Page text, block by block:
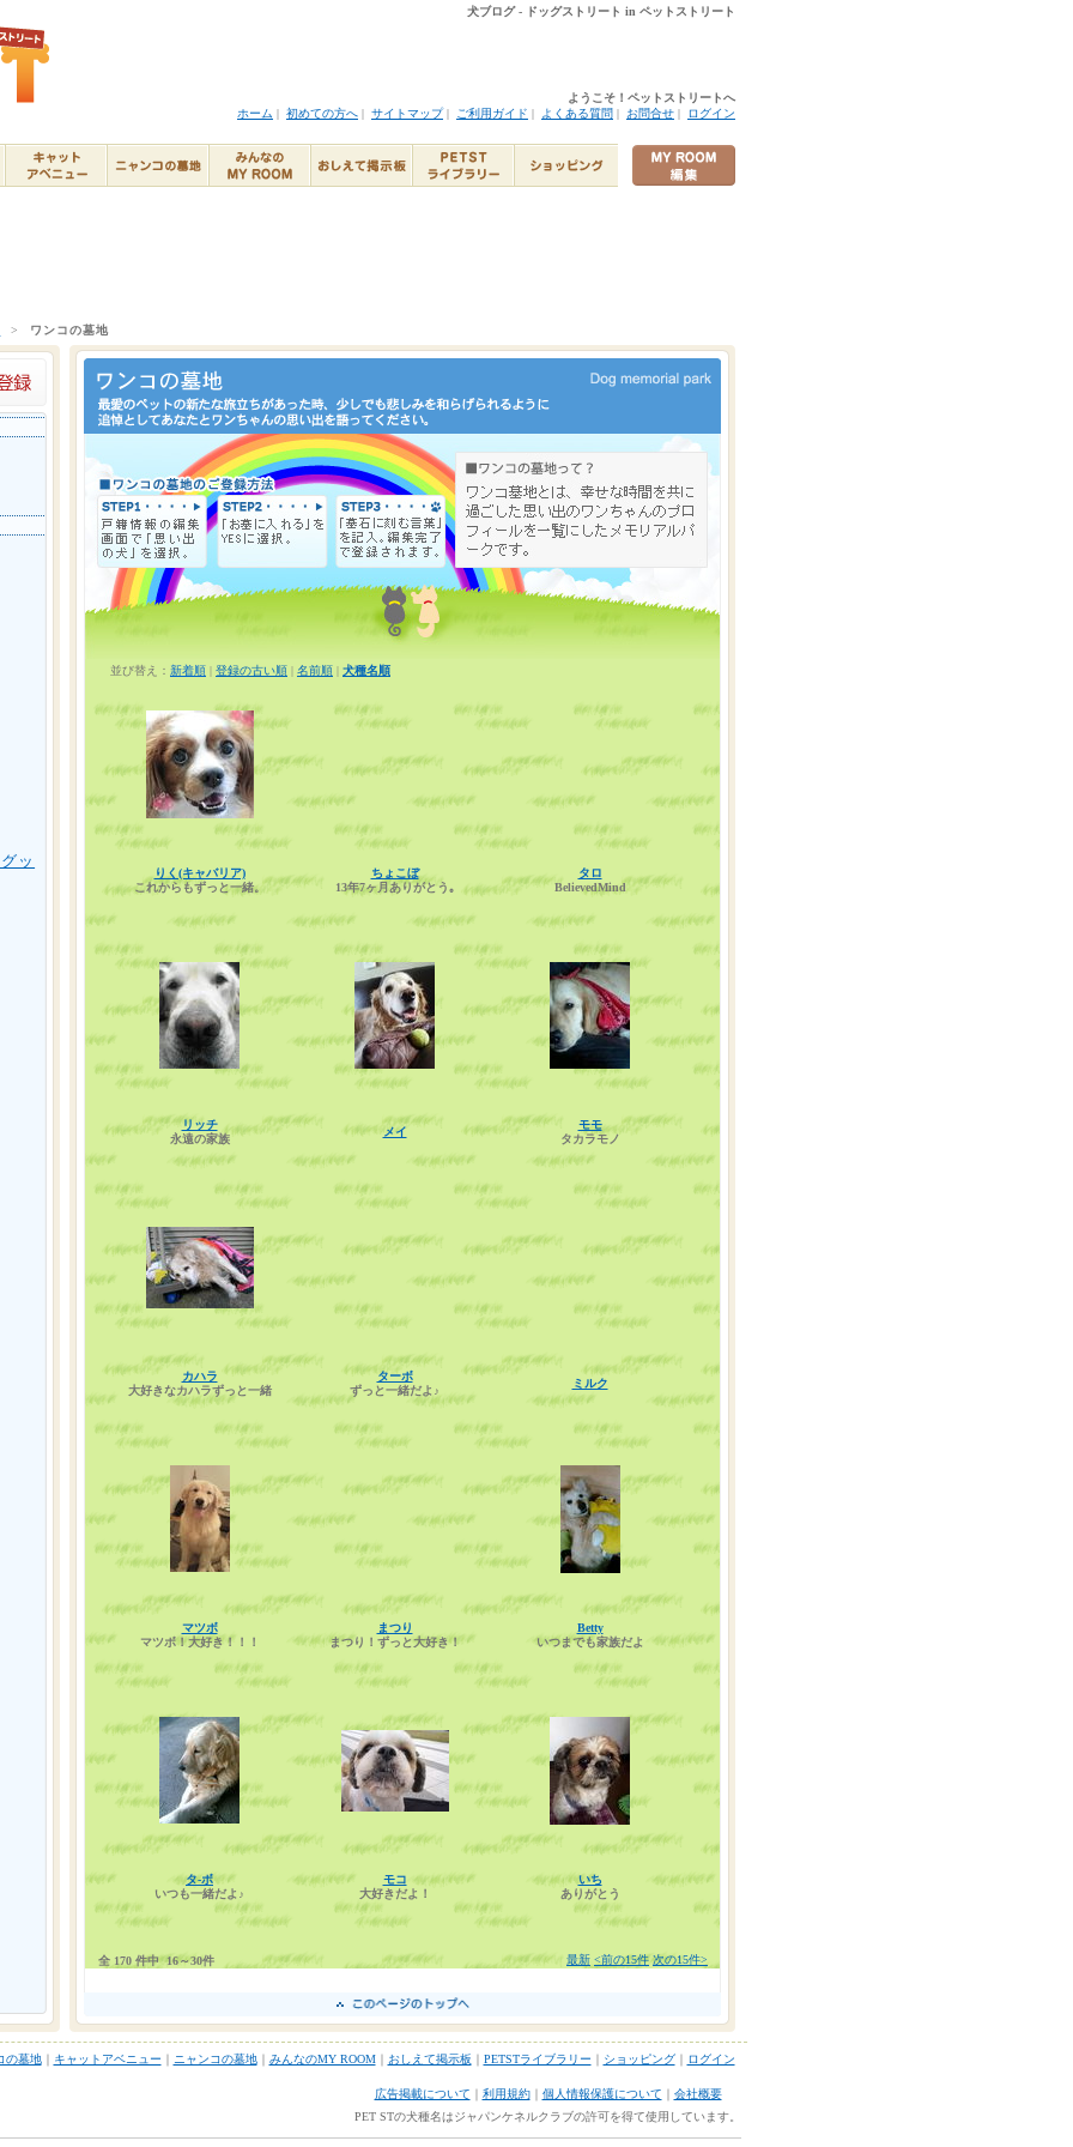
犬ブログ - ドッグストリート in ペットストリート
ようこそ！ペットストリートへ
ホーム | 初めての方へ | サイトマップ| ご利用ガイド | よくある質問 | お問合せ | ログイン
> ワンコの墓地
ッ
並び替え： 新着順 | 登録の古い順 | 名前順 | 犬種名順
りく(キャバリア)
これからもずっと一緒。
ちょこぼ
13年7ヶ月ありがとう｡
タロ
BelievedMind
リッチ
永遠の家族
メイ
モモ
タカラモノ
カハラ
大好きなカハラずっと一緒
ターボ
ずっと一緒だよ♪
ミルク
マツボ
マツボ！大好き！！！
まつり
まつり！ずっと大好き！
Betty
いつまでも家族だよ
タ-ボ
いつも一緒だよ♪
モコ
大好きだよ！
いち
ありがとう
全 170 件中16～30件 最新 <前の15件 次の15件>
の墓地｜ キャットアベニュー ｜ ニャンコの墓地｜ みんなのMY ROOM｜ おしえて掲示板 ｜ PETSTライブラリー ｜ ショッピング｜ ログイン
広告掲載について ｜ 利用規約｜ 個人情報保護について ｜ 会社概要
PET STの犬種名はジャパンケネルクラブの許可を得て使用しています。